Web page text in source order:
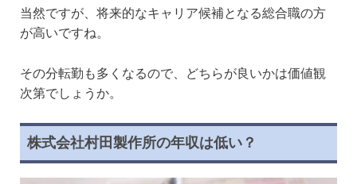
当然ですが、将来的なキャリア候補となる総合職の方
が高いですね。
その分転勤も多くなるので、どちらが良いかは価値観
次第でしょうか。
株式会社村田製作所の年収は低い？